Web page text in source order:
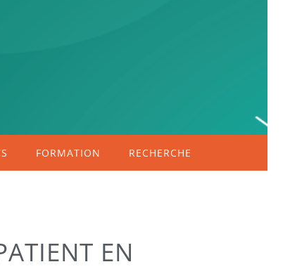
FORMATION RECHERCHE
EN